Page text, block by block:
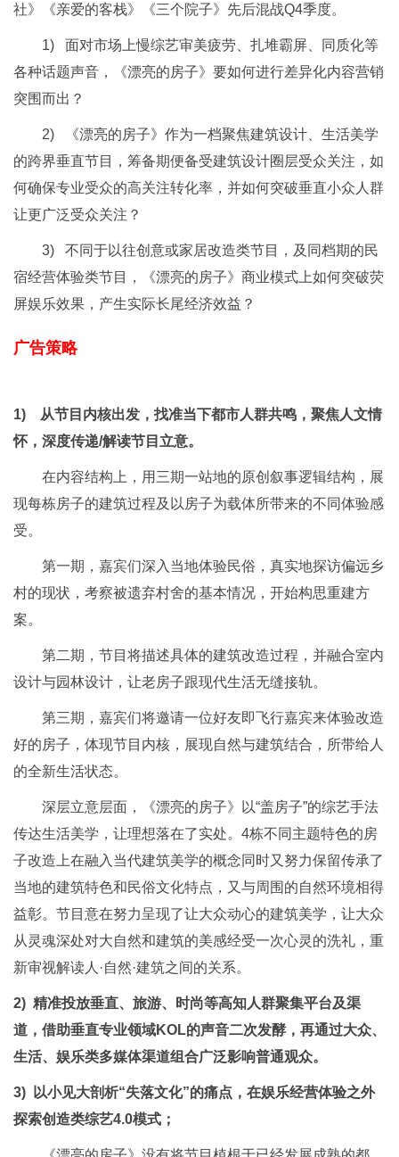
社》《亲爱的客栈》《三个院子》先后混战Q4季度。
1) 面对市场上慢综艺审美疲劳、扎堆霸屏、同质化等
各种话题声音，《漂亮的房子》要如何进行差异化内容营销
突围而出？
2) 《漂亮的房子》作为一档聚焦建筑设计、生活美学
的跨界垂直节目，筹备期便备受建筑设计圈层受众关注，如
何确保专业受众的高关注转化率，并如何突破垂直小众人群
让更广泛受众关注？
3) 不同于以往创意或家居改造类节目，及同档期的民
宿经营体验类节目，《漂亮的房子》商业模式上如何突破荧
屏娱乐效果，产生实际长尾经济效益？
广告策略
1)
从节目内核出发，找准当下都市人群共鸣，聚焦人文情
怀，深度传递/解读节目立意。
在内容结构上，用三期一站地的原创叙事逻辑结构，展
现每栋房子的建筑过程及以房子为载体所带来的不同体验感
受。
第一期，嘉宾们深入当地体验民俗，真实地探访偏远乡
村的现状，考察被遗弃村舍的基本情况，开始构思重建方
案。
第二期，节目将描述具体的建筑改造过程，并融合室内
设计与园林设计，让老房子跟现代生活无缝接轨。
第三期，嘉宾们将邀请一位好友即飞行嘉宾来体验改造
好的房子，体现节目内核，展现自然与建筑结合，所带给人
的全新生活状态。
深层立意层面，《漂亮的房子》以“盖房子”的综艺手法
传达生活美学，让理想落在了实处。4栋不同主题特色的房
子改造上在融入当代建筑美学的概念同时又努力保留传承了
当地的建筑特色和民俗文化特点，又与周围的自然环境相得
益彰。节目意在努力呈现了让大众动心的建筑美学，让大众
从灵魂深处对大自然和建筑的美感经受一次心灵的洗礼，重
新审视解读人·自然·建筑之间的关系。
2) 精准投放垂直、旅游、时尚等高知人群聚集平台及渠
道，借助垂直专业领域KOL的声音二次发酵，再通过大众、
生活、娱乐类多媒体渠道组合广泛影响普通观众。
3) 以小见大剖析“失落文化”的痛点 ， 在娱乐经营体验之外
探索创造类综艺4.0模式；